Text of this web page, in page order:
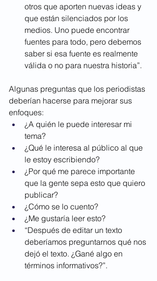
otros que aporten nuevas ideas y
que están silenciados por los
medios. Uno puede encontrar
fuentes para todo, pero debemos
saber si esa fuente es realmente
válida o no para nuestra historia”.
Algunas preguntas que los periodistas
deberían hacerse para mejorar sus
enfoques:
¿A quién le puede interesar mi
tema?
¿Qué le interesa al público al que
le estoy escribiendo?
¿Por qué me parece importante
que la gente sepa esto que quiero
publicar?
¿Cómo se lo cuento?
¿Me gustaría leer esto?
“Después de editar un texto
deberíamos preguntarnos qué nos
dejó el texto. ¿Gané algo en
términos informativos?”.